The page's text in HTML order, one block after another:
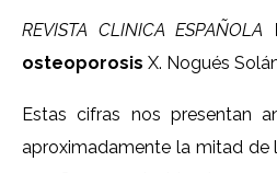
REVISTA CLINICA ESPAÑOLA
osteoporosis X. Nogués
Estas cifras nos presentan
aproximadamente la mitad de